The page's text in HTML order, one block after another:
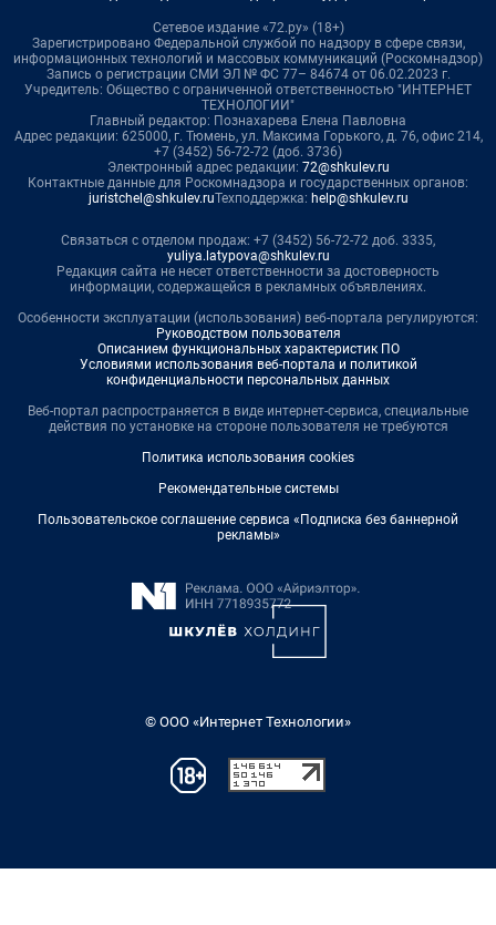
Сетевое издание «72.ру» (18+)
Зарегистрировано Федеральной службой по надзору в сфере связи,
информационных технологий и массовых коммуникаций (Роскомнадзор)
Запись о регистрации СМИ ЭЛ № ФС 77– 84674 от 06.02.2023 г.
Учредитель: Общество с ограниченной ответственностью "ИНТЕРНЕТ
ТЕХНОЛОГИИ"
Главный редактор: Познахарева Елена Павловна
Адрес редакции: 625000, г. Тюмень, ул. Максима Горького, д. 76, офис 214,
+7 (3452) 56-72-72 (доб. 3736)
Электронный адрес редакции: 72@shkulev.ru
Контактные данные для Роскомнадзора и государственных органов:
juristchel@shkulev.ruТехподдержка: help@shkulev.ru
Связаться с отделом продаж: +7 (3452) 56-72-72 доб. 3335,
yuliya.latypova@shkulev.ru
Редакция сайта не несет ответственности за достоверность
информации, содержащейся в рекламных объявлениях.
Особенности эксплуатации (использования) веб-портала регулируются:
Руководством пользователя
Описанием функциональных характеристик ПО
Условиями использования веб-портала и политикой
конфиденциальности персональных данных
Веб-портал распространяется в виде интернет-сервиса, специальные
действия по установке на стороне пользователя не требуются
Политика использования cookies
Рекомендательные системы
Пользовательское соглашение сервиса «Подписка без баннерной
рекламы»
© ООО «Интернет Технологии»